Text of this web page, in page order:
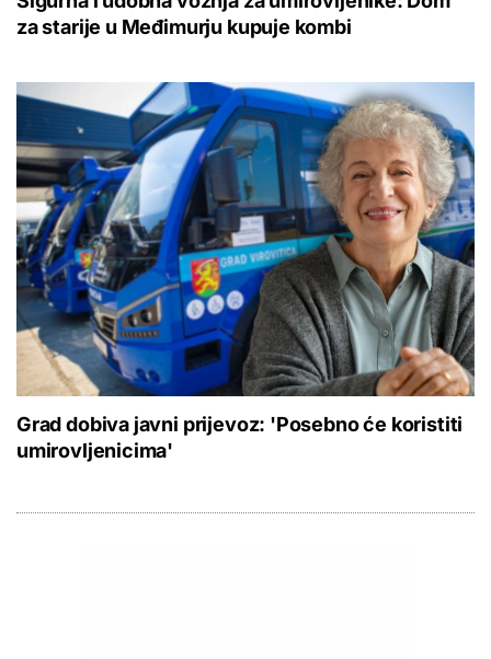
za starije u Međimurju kupuje kombi
Grad dobiva javni prijevoz: 'Posebno će koristiti
umirovljenicima'